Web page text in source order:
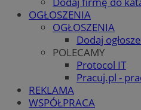
OGŁOSZENIA
OGŁOSZENIA
Dodaj
POLECAMY
Protocol IT
Pracuj.pl -
REKLAMA
WSPÓŁPRACA